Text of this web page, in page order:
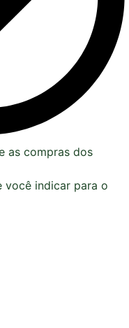
as compras dos
você indicar para o